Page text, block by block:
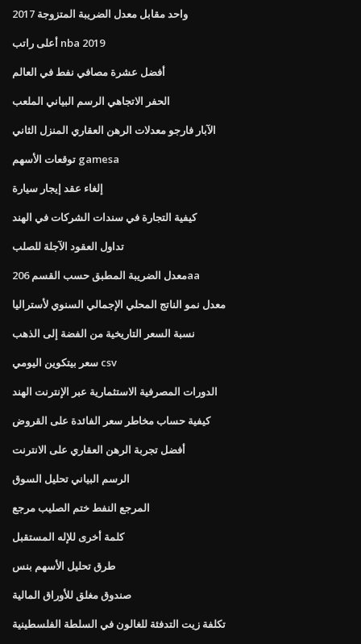
2017 واحد مقابل معدل الضريبة المتزوجة
أعلى راتب nba 2019
أفضل عشرة مصافي نفط في العالم
الحفر الاتجاهي الرسم البياني الملعب
الآبار فارجو معدلات الرهن العقاري المنزل الثاني
توقعات الأسهم gamesa
إلغاء عقد إيجار سيارة
كيفية التجارة في سندات الشركات في الهند
تداول العقود الآجلة للصلب
معدل الضريبة المطبق حسب القسم 206aa
معدل نمو الناتج المحلي الإجمالي السنوي لأستراليا
نسبة السعر التاريخية من الفضة إلى الذهب
سعر بيتكوين اليومي csv
الدورات المصرفية الاستثمارية عبر الإنترنت الهند
كيفية حساب مخاطر سعر الفائدة على القروض
أفضل تجربة الرهن العقاري على الانترنت
الرسم البياني تحليل السوق
المرجع النفط ختم الصليب مرجع
كلمة أخرى للإله المستقبل
طرق تحليل الأسهم بنس
صندوق مغلق للأوراق المالية
تكلفة زيت التدفئة للغالون في السلطة الفلسطينية